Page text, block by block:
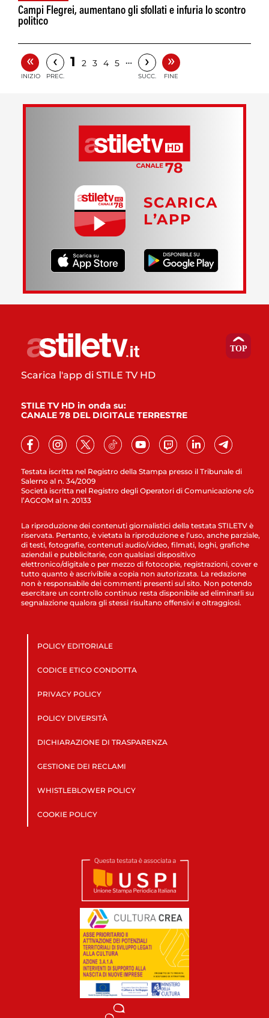
Campi Flegrei, aumentano gli sfollati e infuria lo scontro
politico
«
INIZIO
‹
PREC.
1 2 3 4 5 … ›
SUCC.
»
FINE
SCARICA
L’APP
Testata iscritta nel Registro della Stampa presso il Tribunale di
Salerno al n. 34/2009
Società iscritta nel Registro degli Operatori di Comunicazione c/o
l’AGCOM al n. 20133
Scarica l'app di STILE TV HD
STILE TV HD in onda su:
CANALE 78 DEL DIGITALE TERRESTRE
La riproduzione dei contenuti giornalistici della testata STILETV è
riservata. Pertanto, è vietata la riproduzione e l’uso, anche parziale,
di testi, fotografie, contenuti audio/video, filmati, loghi, grafiche
aziendali e pubblicitarie, con qualsiasi dispositivo
elettronico/digitale o per mezzo di fotocopie, registrazioni, cover e
tutto quanto è ascrivibile a copia non autorizzata. La redazione
non è responsabile dei commenti presenti sul sito. Non potendo
esercitare un controllo continuo resta disponibile ad eliminarli su
segnalazione qualora gli stessi risultano offensivi e oltraggiosi.
POLICY EDITORIALE
CODICE ETICO CONDOTTA
PRIVACY POLICY
POLICY DIVERSITÀ
DICHIARAZIONE DI TRASPARENZA
GESTIONE DEI RECLAMI
WHISTLEBLOWER POLICY
COOKIE POLICY